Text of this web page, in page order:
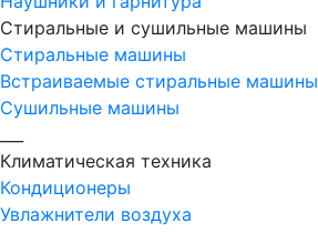
Стиральные и сушильные машины
Стиральные машины
Встраиваемые стиральные машины
Сушильные машины
Климатическая техника
Кондиционеры
Увлажнители воздуха